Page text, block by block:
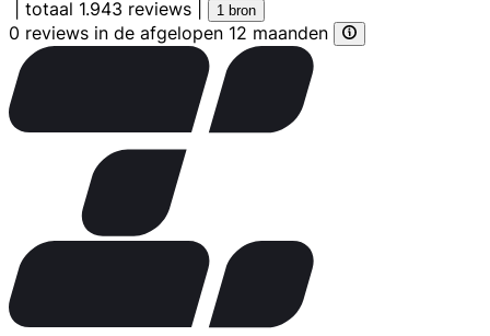
totaal 1.943 reviews 1 bron
0 reviews in de afgelopen 12 maanden